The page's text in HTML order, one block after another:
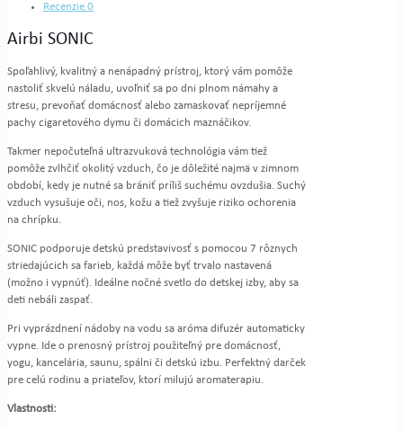
Recenzie 0
Airbi SONIC
Spoľahlivý, kvalitný a nenápadný prístroj, ktorý vám pomôže
nastoliť skvelú náladu, uvoľniť sa po dni plnom námahy a
stresu, prevoňať domácnosť alebo zamaskovať nepríjemné
pachy cigaretového dymu či domácich maznáčikov.
Takmer nepočuteľná ultrazvuková technológia vám tiež
pomôže zvlhčiť okolitý vzduch, čo je dôležité najmä v zimnom
období, kedy je nutné sa brániť príliš suchému ovzdušia. Suchý
vzduch vysušuje oči, nos, kožu a tiež zvyšuje riziko ochorenia
na chrípku.
SONIC podporuje detskú predstavivosť s pomocou 7 rôznych
striedajúcich sa farieb, každá môže byť trvalo nastavená
(možno i vypnúť). Ideálne nočné svetlo do detskej izby, aby sa
deti nebáli zaspať.
Pri vyprázdnení nádoby na vodu sa aróma difuzér automaticky
vypne. Ide o prenosný prístroj použiteľný pre domácnosť,
yogu, kancelária, saunu, spálni či detskú izbu. Perfektný darček
pre celú rodinu a priateľov, ktorí milujú aromaterapiu.
Vlastnosti: